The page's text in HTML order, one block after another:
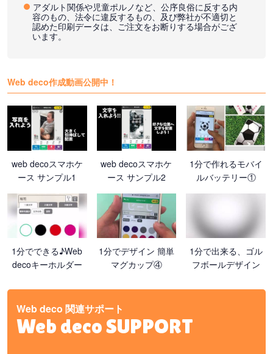
アダルト関係や児童ポルノなど、公序良俗に反する内
容のもの、法令に違反するもの、及び弊社が不適切と
認めた印刷データは、ご注文をお断りする場合がござ
います。
Web deco作成動画公開中！
web decoスマホケ
ース サンプル1
web decoスマホケ
ース サンプル2
1分で作れるモバイ
ルバッテリー①
1分でできる♪Web
decoキーホルダー
1分でデザイン 簡単
マグカップ④
1分で出来る、ゴル
フボールデザイン
Web deco 関連サポート
Web deco SUPPORT